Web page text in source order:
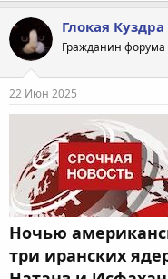
Глокая Куздра
Гражданин форума
22 Июн 2025
Ночью
три иранских